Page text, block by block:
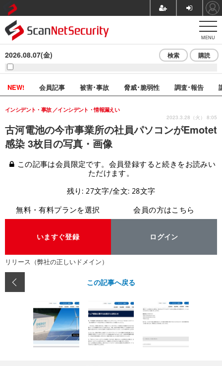
MENU
2026.08.07(金) 検索 購読
NEW! 会員記事 被害･事故 脅威･脆弱性 調査･報告
古河電池の今市事業所の社員パソコンがEmotet
感染 3枚目の写真・画像
インシデント・事故 インシデント・情報漏えい
2023.3.28（火） 8:05
この記事は会員限定です。会員登録すると続きをお読みい
ただけます。
残り: 27文字/全文: 28文字
無料・有料プランを選択
いますぐ登録
会員の方はこちら
ログイン
リリース（弊社の正しいドメイン）
この記事へ戻る